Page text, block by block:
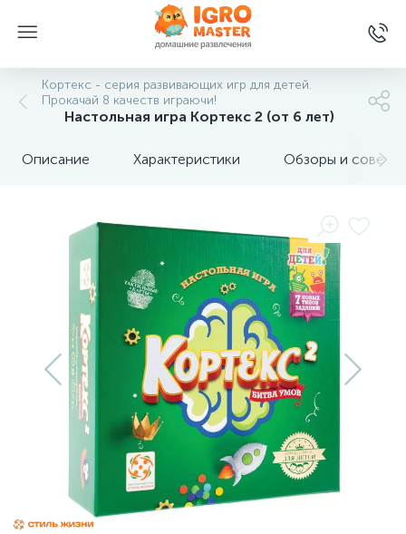
Кортекс - серия развивающих игр для детей.
Прокачай 8 качеств играючи!
Настольная игра Кортекс 2 (от 6 лет)
Описание Характеристики Обзоры и советы